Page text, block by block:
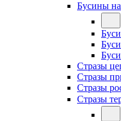
Бусины на
Стразы
Стразы
Стразы
Стразы